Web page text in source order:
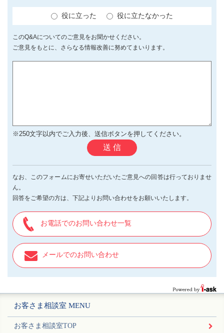
役に立った 役に立たなかった
このQ&Aについてのご意見をお聞かせください。
ご意見をもとに、さらなる情報改善に努めてまいります。
※250文字以内でご入力後、送信ボタンを押してください。
送 信
なお、このフォームにお寄せいただいたご意見への回答は行っておりませ
ん。
回答をご希望の方は、下記よりお問い合わせをお願いいたします。
お電話でのお問い合わせ一覧
メールでのお問い合わせ
お客さま相談室 MENU
お客さま相談室TOP